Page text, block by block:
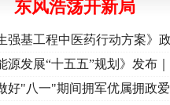
东风浩荡开新局
强基工程中医药行动方案》
源发展“十五五”规划》发布
好"八一"期间拥军优属拥政